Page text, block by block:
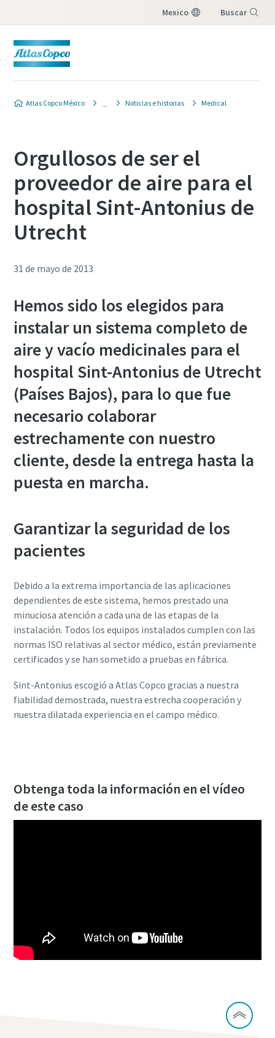
Mexico Buscar
Atlas Copco México Noticias e historias Medical
Stainless steel pipework for sensitive
applications
You can now get your compressed air stainless steel
process by using a single supplier.
Orgullosos de ser el
proveedor de aire para el
hospital Sint-Antonius de
Utrecht
31 de mayo de 2013
Hemos sido los elegidos para
instalar un sistema completo de
aire y vacío medicinales para el
hospital Sint-Antonius de Utrecht
(Países Bajos), para lo que fue
necesario colaborar
estrechamente con nuestro
cliente, desde la entrega hasta la
puesta en marcha.
Garantizar la seguridad de los
pacientes
Debido a la extrema importancia de las aplicaciones
dependientes de este sistema, hemos prestado una
minuciosa atención a cada una de las etapas de la
instalación. Todos los equipos instalados cumplen con las
normas ISO relativas al sector médico, están previamente
certificados y se han sometido a pruebas en fábrica.
Sint-Antonius escogió a Atlas Copco gracias a nuestra
fiabilidad demostrada, nuestra estrecha cooperación y
nuestra dilatada experiencia en el campo médico.
Obtenga toda la información en el vídeo
de este caso